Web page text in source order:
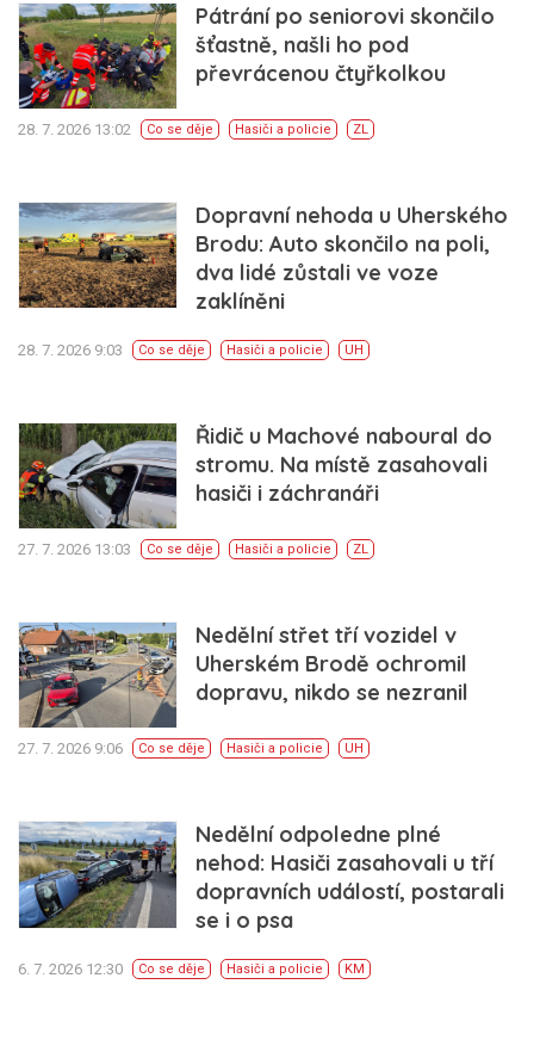
Pátrání po seniorovi skončilo
šťastně, našli ho pod
převrácenou čtyřkolkou
28. 7. 2026 13:02 Co se děje Hasiči a policie ZL
Dopravní nehoda u Uherského
Brodu: Auto skončilo na poli,
dva lidé zůstali ve voze
zaklíněni
28. 7. 2026 9:03 Co se děje Hasiči a policie UH
Řidič u Machové naboural do
stromu. Na místě zasahovali
hasiči i záchranáři
27. 7. 2026 13:03 Co se děje Hasiči a policie ZL
Nedělní střet tří vozidel v
Uherském Brodě ochromil
dopravu, nikdo se nezranil
27. 7. 2026 9:06 Co se děje Hasiči a policie UH
Nedělní odpoledne plné
nehod: Hasiči zasahovali u tří
dopravních událostí, postarali
se i o psa
6. 7. 2026 12:30 Co se děje Hasiči a policie KM